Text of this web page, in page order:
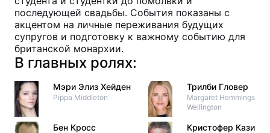
последующей свадьбы. События показаны с
акцентом на личные переживания будущих
супругов и подготовку к важному событию для
британской монархии.
В главных ролях:
Мэри Элиз Хейден
Pippa Middleton
Бен Кросс
Трилби Гловер
Margaret Hemmings-
Wellington
Кристофер Казинс